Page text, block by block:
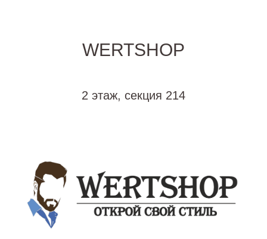
WERTSHOP
2 этаж, секция 214